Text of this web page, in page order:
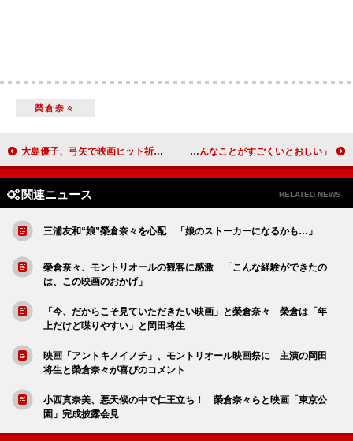
榮倉奈々
大島優子、弓矢で映画ヒット祈願 男性のハートを射止めるのは、まだ先？ 宮崎あおい、映画主題歌に涙 「いろんなことがすごくいとおしい」
関連ニュース RELATED NEWS
三浦友和“娘”榮倉奈々を心配 「娘のストーカーになるかも…」
榮倉奈々、モントリオールの観客に感激 「こんな経験ができたの
は、この映画のおかげ」
「今、だからこそ見ていただきたい映画」と榮倉奈々 榮倉は「年
上だけど喋りやすい」と岡田将生
映画「アントキノイノチ」、モントリオール映画祭に 主演の岡田
将生と榮倉奈々が喜びのコメント
小西真奈美、悪天候の中で仁王立ち！ 榮倉奈々らと映画「東京公
園」完成披露会見